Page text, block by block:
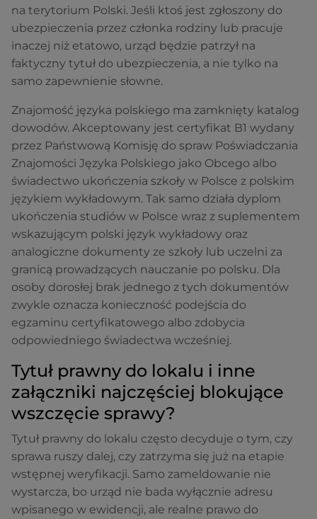
na terytorium Polski. Jeśli ktoś jest zgłoszony do
ubezpieczenia przez członka rodziny lub pracuje
inaczej niż etatowo, urząd będzie patrzył na
faktyczny tytuł do ubezpieczenia, a nie tylko na
samo zapewnienie słowne.
Znajomość języka polskiego ma zamknięty katalog
dowodów. Akceptowany jest certyfikat B1 wydany
przez Państwową Komisję do spraw Poświadczania
Znajomości Języka Polskiego jako Obcego albo
świadectwo ukończenia szkoły w Polsce z polskim
językiem wykładowym. Tak samo działa dyplom
ukończenia studiów w Polsce wraz z suplementem
wskazującym polski język wykładowy oraz
analogiczne dokumenty ze szkoły lub uczelni za
granicą prowadzących nauczanie po polsku. Dla
osoby dorosłej brak jednego z tych dokumentów
zwykle oznacza konieczność podejścia do
egzaminu certyfikatowego albo zdobycia
odpowiedniego świadectwa wcześniej.
Tytuł prawny do lokalu i inne
załączniki najczęściej blokujące
wszczęcie sprawy?
Tytuł prawny do lokalu często decyduje o tym, czy
sprawa ruszy dalej, czy zatrzyma się już na etapie
wstępnej weryfikacji. Samo zameldowanie nie
wystarcza, bo urząd nie bada wyłącznie adresu
wpisanego w ewidencji, ale realne prawo do